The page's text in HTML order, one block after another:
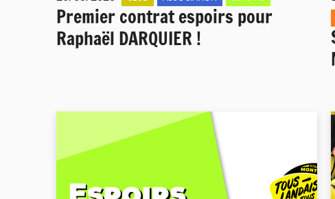
Premier contrat espoirs pour
Raphaël DARQUIER !